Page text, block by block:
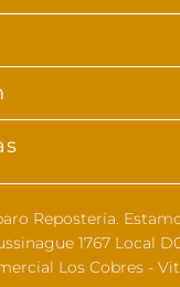
Reposteria.
1767 Local
Los Cobres -